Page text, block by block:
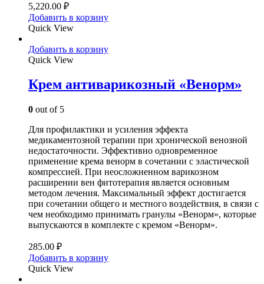
5,220.00 ₽
Добавить в корзину
Quick View
Добавить в корзину
Quick View
Крем антиварикозный «Венорм»
0 out of 5
Для профилактики и усиления эффекта
медикаментозной терапии при хронической венозной
недостаточности. Эффективно одновременное
применение крема венорм в сочетании с эластической
компрессией. При неосложненном варикозном
расширении вен фитотерапия является основным
методом лечения. Максимальный эффект достигается
при сочетании общего и местного воздействия, в связи с
чем необходимо принимать гранулы «Венорм», которые
выпускаются в комплекте с кремом «Венорм».
285.00 ₽
Добавить в корзину
Quick View